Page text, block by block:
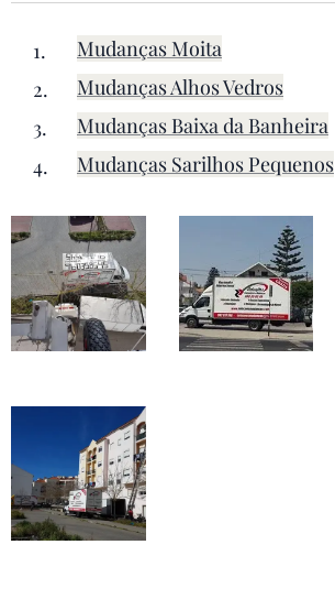
Mudanças Moita
Mudanças Alhos Vedros
Mudanças Baixa da Banheira
Mudanças Sarilhos Pequenos